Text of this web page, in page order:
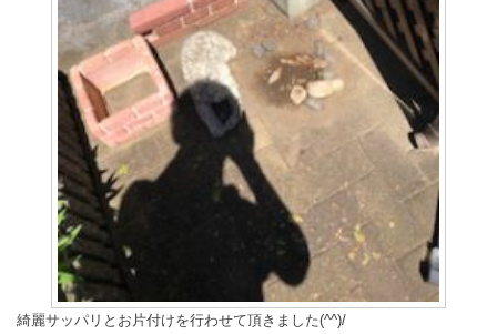
綺麗サッパリとお片付けを行わせて頂きました(^^)/